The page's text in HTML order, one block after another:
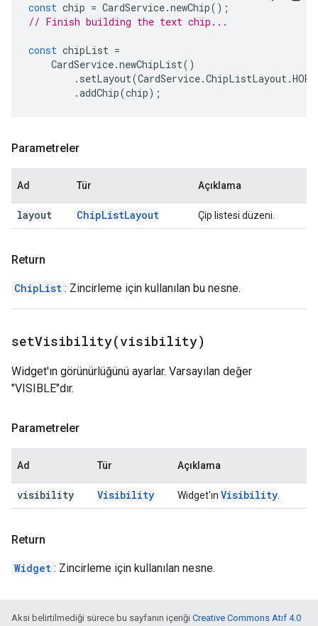
const chip = CardService.newChip();
// Finish building the text chip...
const chipList =
CardService.newChipList()
. setLayout(CardService.ChipListLayout.
.addChip(chip);
Parametreler
Ad Tür Açıklama
layout ChipListLayout Çip listesi düzeni.
Return
ChipList : Zincirleme için kullanılan bu nesne.
setVisibility(visibility)
Widget'ın görünürlüğünü ayarlar. Varsayılan değer
"VISIBLE"dır.
Parametreler
Ad Tür Açıklama
visibility Visibility Widget'ın Visibility
Return
Widget : Zincirleme için kullanılan nesne.
Aksi belirtilmediği sürece bu sayfanın içeriği Creative Commons Atıf 4.0